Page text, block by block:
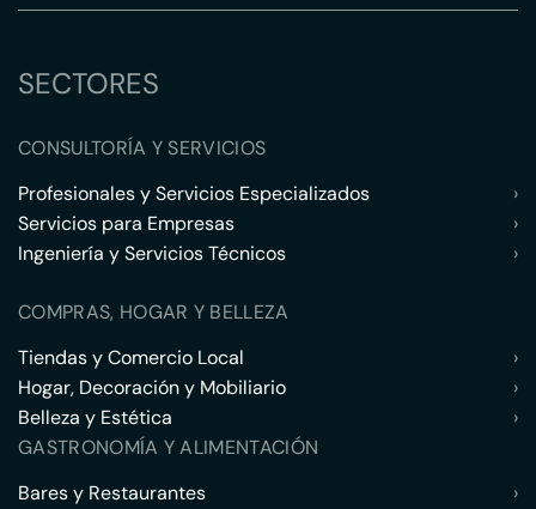
SECTORES
CONSULTORÍA Y SERVICIOS
Profesionales y Servicios Especializados
›
Servicios para Empresas
›
Ingeniería y Servicios Técnicos
›
COMPRAS, HOGAR Y BELLEZA
Tiendas y Comercio Local
›
Hogar, Decoración y Mobiliario
›
Belleza y Estética
›
GASTRONOMÍA Y ALIMENTACIÓN
Bares y Restaurantes
›